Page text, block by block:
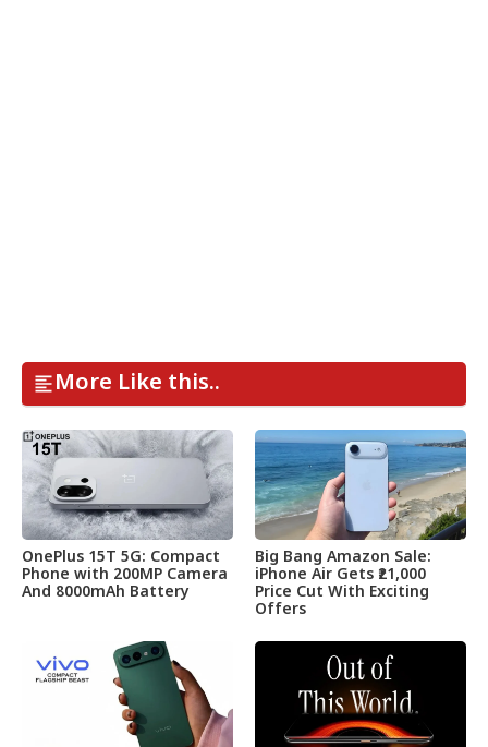
More Like this..
OnePlus 15T 5G: Compact
Phone with 200MP Camera
And 8000mAh Battery
Big Bang Amazon Sale:
iPhone Air Gets ₹21,000
Price Cut With Exciting
Offers